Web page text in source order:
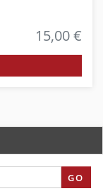
15,00 €
GO